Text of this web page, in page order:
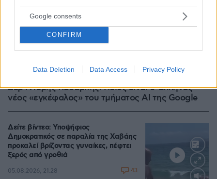
Google consents
CONFIRM
Data Deletion Data Access Privacy Policy
Σερ Ντέμης Χασάμπης: Ποιος είναι ο Έλληνας
νέος «εγκέφαλος» του τμήματος AI της Google
Δείτε βίντεο: Υποψήφιος
Δημοκρατικός σε παραλία της Χαβάης
προκαλεί βρίζοντας γυναίκες, πέφτει
ξερός από γροθιά
05.08.2026, 21:28 43